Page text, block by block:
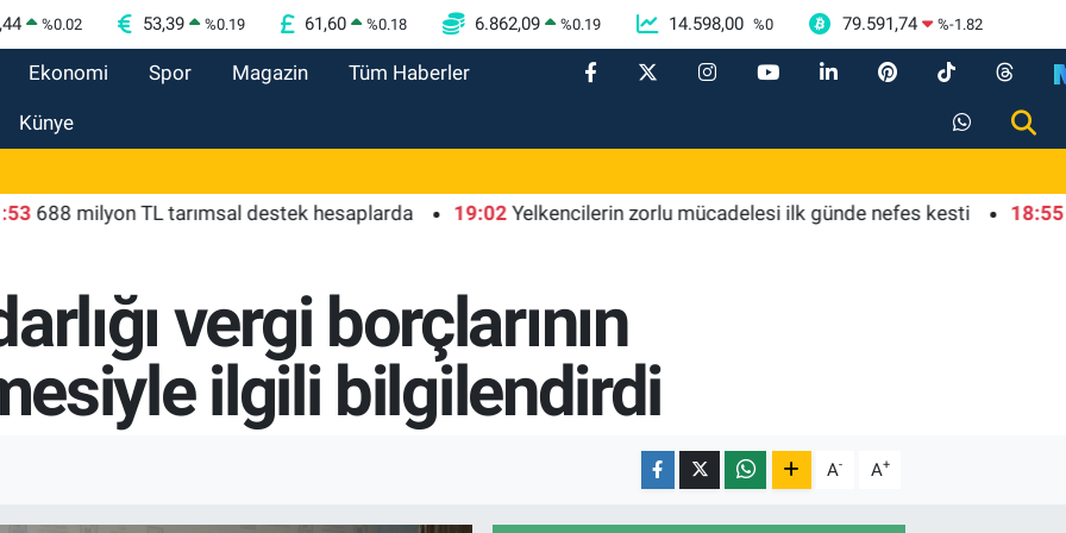
%0.02 53,39 %0.19 61,60 %0.18 6.862,09 %0.19 14.598,00 %0 79.591,74 %-1.82
Ekonomi Spor Magazin Tüm Haberler
Künye
milyon TL tarımsal destek hesaplarda 19:02 Yelkencilerin zorlu mücadelesi ilk günde nefes kesti 18:55
vergi borçlarının
ilgili bilgilendirdi
A- A+